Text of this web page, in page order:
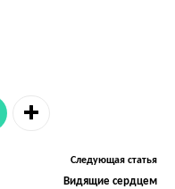
Следующая статья
Видящие сердцем